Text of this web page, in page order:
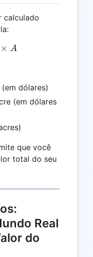
calculado
PPA \times A
× A
dólares)
(em dólares
que você
total do seu
Real
do